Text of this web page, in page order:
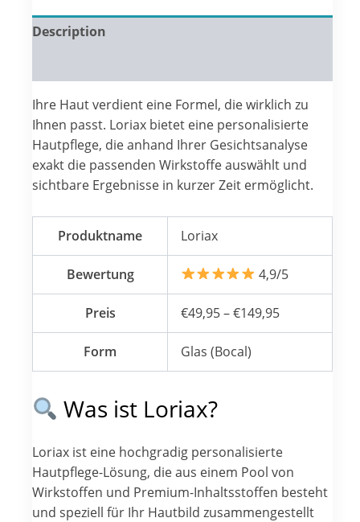
Description
Ihre Haut verdient eine Formel, die wirklich zu
Ihnen passt. Loriax bietet eine personalisierte
Hautpflege, die anhand Ihrer Gesichtsanalyse
exakt die passenden Wirkstoffe auswählt und
sichtbare Ergebnisse in kurzer Zeit ermöglicht.
Produktname Loriax
Bewertung 4,9/5
Preis €49,95 – €149,95
Form Glas (Bocal)
Was ist Loriax?
Loriax ist eine hochgradig personalisierte
Hautpflege-Lösung, die aus einem Pool von
Wirkstoffen und Premium-Inhaltsstoffen besteht
und speziell für Ihr Hautbild zusammengestellt